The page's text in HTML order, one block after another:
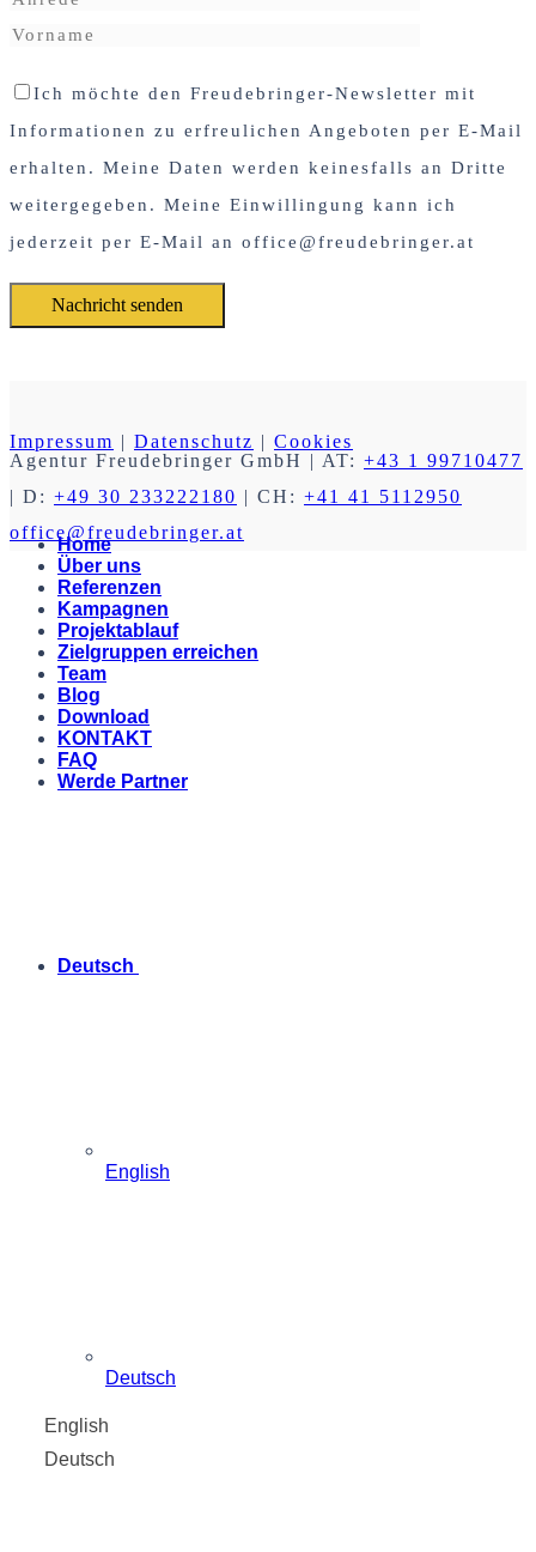
Ich möchte den Freudebringer-Newsletter mit
Informationen zu erfreulichen Angeboten per E-Mail
erhalten. Meine Daten werden keinesfalls an Dritte
weitergegeben. Meine Einwillingung kann ich
jederzeit per E-Mail an office@freudebringer.at
Impressum | Datenschutz | Cookies
Agentur Freudebringer GmbH | AT: +43 1 99710477
| D: +49 30 233222180 | CH: +41 41 5112950
office@freudebringer.at
Home
Über uns
Referenzen
Kampagnen
Projektablauf
Zielgruppen erreichen
Team
Blog
Download
KONTAKT
FAQ
Werde Partner
Deutsch
English
Deutsch
English
Deutsch